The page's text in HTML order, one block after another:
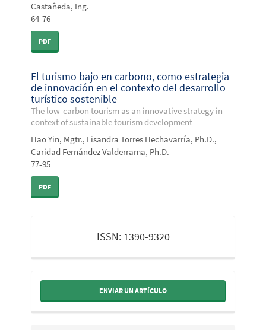
Castañeda, Ing.
64-76
PDF
El turismo bajo en carbono, como estrategia
de innovación en el contexto del desarrollo
turístico sostenible
The low-carbon tourism as an innovative strategy in
context of sustainable tourism development
Hao Yin, Mgtr., Lisandra Torres Hechavarría, Ph.D.,
Caridad Fernández Valderrama, Ph.D.
77-95
PDF
ISSN: 1390-9320
ENVIAR UN ARTÍCULO